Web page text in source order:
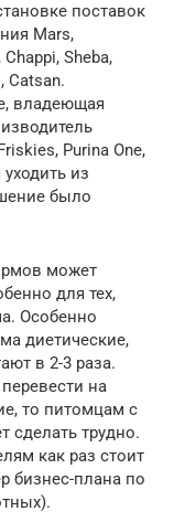
поставок
Mars,
Sheba,
Catsan.
владеющая
Purina One,
из
было
может
для тех,
Особенно
диетические,
в 2-3 раза.
на
то питомцам с
сделать трудно.
как раз стоит
бизнес-плана по